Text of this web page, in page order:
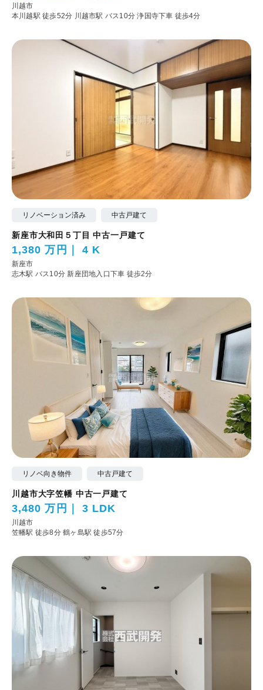
川越市
本川越駅 徒歩52分 川越市駅 バス10分 浄国寺下車 徒歩4分
リノベーション済み 中古戸建て
新座市大和田５丁目 中古一戸建て
1,380 万円 4 K
新座市
志木駅 バス10分 新座団地入口下車 徒歩2分
リノベ向き物件 中古戸建て
川越市大字笠幡 中古一戸建て
3,480 万円 3 LDK
川越市
笠幡駅 徒歩8分鶴ヶ島駅 徒歩57分